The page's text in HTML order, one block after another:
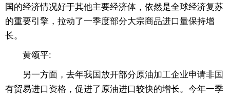
国的经济情况好于其他主要经济体，依然是全球经济复苏
的重要引擎，拉动了一季度部分大宗商品进口量保持增
长。
黄颂平:
另一方面，去年我国放开部分原油加工企业申请非国
有贸易进口资格，促进了原油进口较快的增长。今年一季